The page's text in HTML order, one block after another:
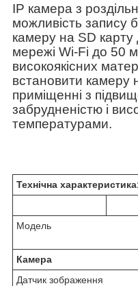
IP камера з
можливість запису
камеру на SD
мережі Wi-Fi до 50
високоякісних
встановити камеру
приміщенні з
забрудненістю і
температурами.
Технічна
Модель
Камера
Датчик зображення